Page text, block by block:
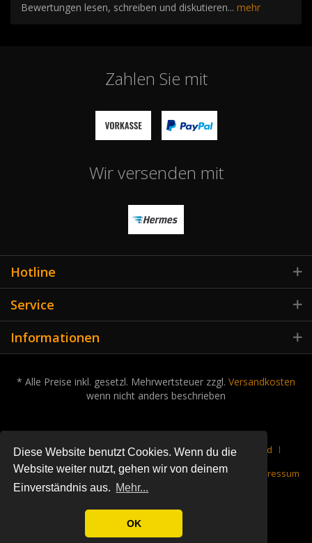
Diese Website benutzt Cookies. Wenn du die
Website weiter nutzt, gehen wir von deinem
Einverständnis aus. Mehr...
OK
Bewertungen lesen, schreiben und diskutieren... mehr
Zahlen Sie mit
Wir versenden mit
Hotline
Service
Informationen
* Alle Preise inkl. gesetzl. Mehrwertsteuer zzgl. Versandkosten
wenn nicht anders beschrieben
Cookie-Einstellungen Über uns Kontakt
Versand
Rückgabe
Datenschutz Widerrufsrecht AGB Impressum